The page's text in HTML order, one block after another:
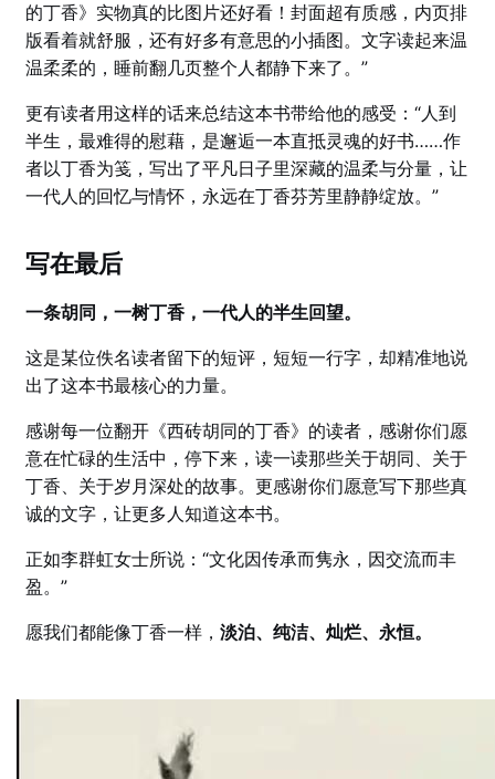
的丁香》实物真的比图片还好看！封面超有质感，内页排
版看着就舒服，还有好多有意思的小插图。文字读起来温
温柔柔的，睡前翻几页整个人都静下来了。”
更有读者用这样的话来总结这本书带给他的感受：“人到
半生，最难得的慰藉，是邂逅一本直抵灵魂的好书……作
者以丁香为笺，写出了平凡日子里深藏的温柔与分量，让
一代人的回忆与情怀，永远在丁香芬芳里静静绽放。”
写在最后
一条胡同，一树丁香，一代人的半生回望。
这是某位佚名读者留下的短评，短短一行字，却精准地说
出了这本书最核心的力量。
感谢每一位翻开《西砖胡同的丁香》的读者，感谢你们愿
意在忙碌的生活中，停下来，读一读那些关于胡同、关于
丁香、关于岁月深处的故事。更感谢你们愿意写下那些真
诚的文字，让更多人知道这本书。
正如李群虹女士所说：“文化因传承而隽永，因交流而丰
盈。”
愿我们都能像丁香一样， 淡泊、纯洁、灿烂、永恒。